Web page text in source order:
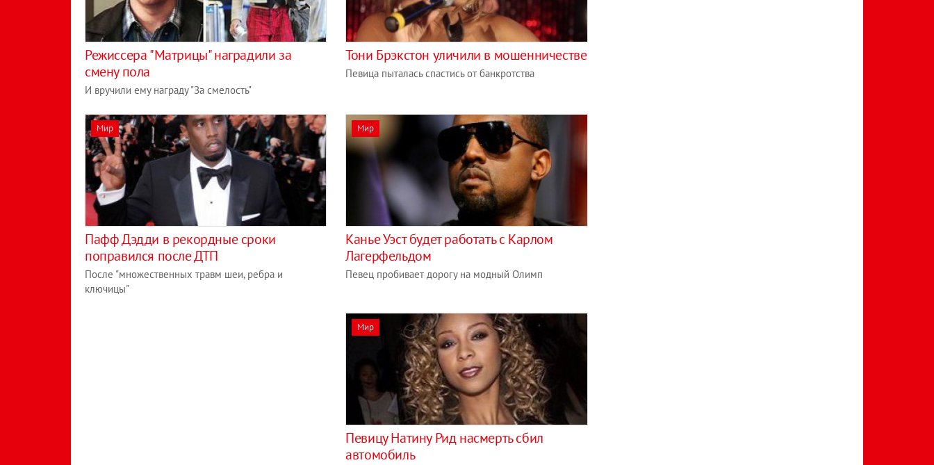
Режиссера "Матрицы" наградили за
смену пола
И вручили ему награду "За смелость"
Тони Брэкстон уличили в мошенничестве
Певица пыталась спастись от банкротства
Мир
Пафф Дэдди в рекордные сроки
поправился после ДТП
После "множественных травм шеи, ребра и
ключицы"
Мир
Канье Уэст будет работать с Карлом
Лагерфельдом
Певец пробивает дорогу на модный Олимп
Мир
Певицу Натину Рид насмерть сбил
автомобиль